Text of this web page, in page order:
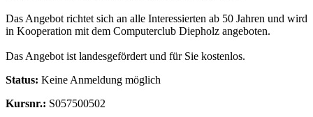
Das Angebot richtet sich an alle Interessierten ab 50 Jahren und wird
in Kooperation mit dem Computerclub Diepholz angeboten.
Das Angebot ist landesgefördert und für Sie kostenlos.
Status: Keine Anmeldung möglich
Kursnr.: S057500502